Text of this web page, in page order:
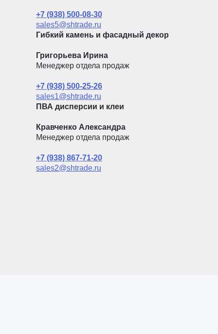
+7 (938) 500-08-30
sales5@shtrade.ru
Гибкий камень и фасадный декор
Григорьева Ирина
Менеджер отдела продаж
+7 (938) 500-25-26
sales1@shtrade.ru
ПВА дисперсии и клеи
Кравченко Александра
Менеджер отдела продаж
+7 (938) 867-71-20
sales2@shtrade.ru